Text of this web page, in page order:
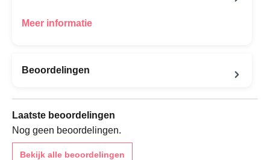
Meer informatie
Beoordelingen
Laatste beoordelingen
Nog geen beoordelingen.
Bekijk alle beoordelingen